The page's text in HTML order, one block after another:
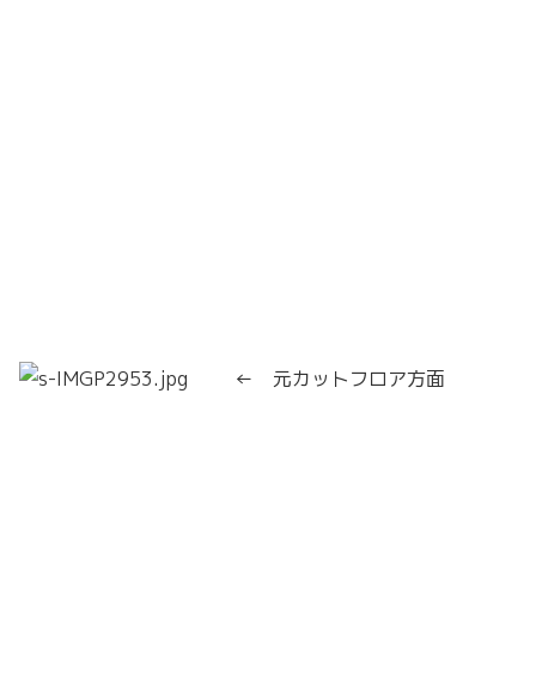
← 元カットフロア方面